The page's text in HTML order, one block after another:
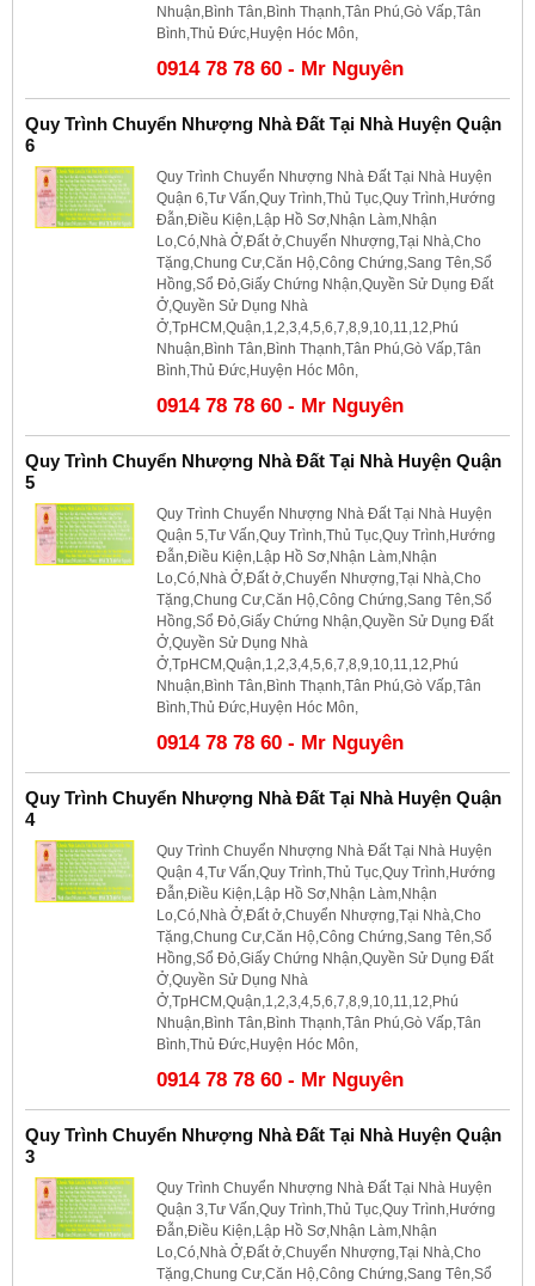
Nhuận,Bình Tân,Bình Thạnh,Tân Phú,Gò Vấp,Tân
Bình,Thủ Đức,Huyện Hóc Môn,
0914 78 78 60 - Mr Nguyên
Quy Trình Chuyển Nhượng Nhà Đất Tại Nhà Huyện Quận
6
Quy Trình Chuyển Nhượng Nhà Đất Tại Nhà Huyện
Quận 6,Tư Vấn,Quy Trình,Thủ Tục,Quy Trình,Hướng
Đẫn,Điều Kiện,Lập Hồ Sơ,Nhận Làm,Nhận
Lo,Có,Nhà Ở,Đất ở,Chuyển Nhượng,Tại Nhà,Cho
Tặng,Chung Cư,Căn Hộ,Công Chứng,Sang Tên,Sổ
Hồng,Sổ Đỏ,Giấy Chứng Nhận,Quyền Sử Dụng Đất
Ở,Quyền Sử Dụng Nhà
Ở,TpHCM,Quận,1,2,3,4,5,6,7,8,9,10,11,12,Phú
Nhuận,Bình Tân,Bình Thạnh,Tân Phú,Gò Vấp,Tân
Bình,Thủ Đức,Huyện Hóc Môn,
0914 78 78 60 - Mr Nguyên
Quy Trình Chuyển Nhượng Nhà Đất Tại Nhà Huyện Quận
5
Quy Trình Chuyển Nhượng Nhà Đất Tại Nhà Huyện
Quận 5,Tư Vấn,Quy Trình,Thủ Tục,Quy Trình,Hướng
Đẫn,Điều Kiện,Lập Hồ Sơ,Nhận Làm,Nhận
Lo,Có,Nhà Ở,Đất ở,Chuyển Nhượng,Tại Nhà,Cho
Tặng,Chung Cư,Căn Hộ,Công Chứng,Sang Tên,Sổ
Hồng,Sổ Đỏ,Giấy Chứng Nhận,Quyền Sử Dụng Đất
Ở,Quyền Sử Dụng Nhà
Ở,TpHCM,Quận,1,2,3,4,5,6,7,8,9,10,11,12,Phú
Nhuận,Bình Tân,Bình Thạnh,Tân Phú,Gò Vấp,Tân
Bình,Thủ Đức,Huyện Hóc Môn,
0914 78 78 60 - Mr Nguyên
Quy Trình Chuyển Nhượng Nhà Đất Tại Nhà Huyện Quận
4
Quy Trình Chuyển Nhượng Nhà Đất Tại Nhà Huyện
Quận 4,Tư Vấn,Quy Trình,Thủ Tục,Quy Trình,Hướng
Đẫn,Điều Kiện,Lập Hồ Sơ,Nhận Làm,Nhận
Lo,Có,Nhà Ở,Đất ở,Chuyển Nhượng,Tại Nhà,Cho
Tặng,Chung Cư,Căn Hộ,Công Chứng,Sang Tên,Sổ
Hồng,Sổ Đỏ,Giấy Chứng Nhận,Quyền Sử Dụng Đất
Ở,Quyền Sử Dụng Nhà
Ở,TpHCM,Quận,1,2,3,4,5,6,7,8,9,10,11,12,Phú
Nhuận,Bình Tân,Bình Thạnh,Tân Phú,Gò Vấp,Tân
Bình,Thủ Đức,Huyện Hóc Môn,
0914 78 78 60 - Mr Nguyên
Quy Trình Chuyển Nhượng Nhà Đất Tại Nhà Huyện Quận
3
Quy Trình Chuyển Nhượng Nhà Đất Tại Nhà Huyện
Quận 3,Tư Vấn,Quy Trình,Thủ Tục,Quy Trình,Hướng
Đẫn,Điều Kiện,Lập Hồ Sơ,Nhận Làm,Nhận
Lo,Có,Nhà Ở,Đất ở,Chuyển Nhượng,Tại Nhà,Cho
Tặng,Chung Cư,Căn Hộ,Công Chứng,Sang Tên,Sổ